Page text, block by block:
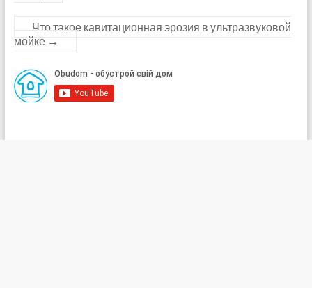
Что такое кавитационная эрозия в ультразвуковой
мойке →